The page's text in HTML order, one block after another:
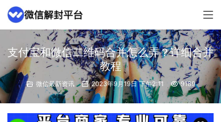
支付宝和微信二维码合并怎么弄？详细合并
教程
微信最新资讯 2023年9月19日 下午2:11 9189